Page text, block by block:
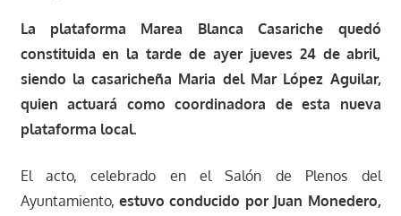
La plataforma Marea Blanca Casariche quedó
constituida en la tarde de ayer jueves 24 de abril,
siendo la casaricheña Maria del Mar López Aguilar,
quien actuará como coordinadora de esta nueva
plataforma local.
El acto, celebrado en el Salón de Plenos del
Ayuntamiento, estuvo conducido por Juan Monedero,